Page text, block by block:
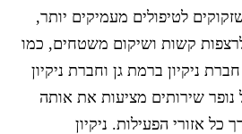
לטיפולים מעמיקים יותר,
קשות ושיקום משטחים, כמו
ניקיון ברמת גן וחברת ניקיון
שירותים מציעות את אותה
כל אזורי הפעילות. ניקיון